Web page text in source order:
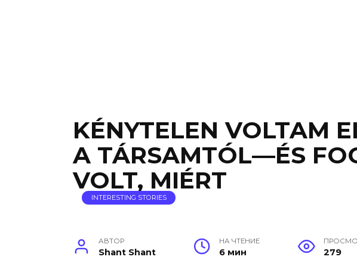
KÉNYTELEN VOLTAM
A TÁRSAMTÓL—ÉS
VOLT, MIÉRT
INTERESTING STORIES
АВТОР
Shant Shant
НА ЧТЕНИЕ
6 мин 279